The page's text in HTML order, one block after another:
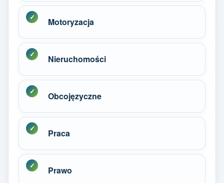
Motoryzacja
Nieruchomości
Obcojęzyczne
Praca
Prawo